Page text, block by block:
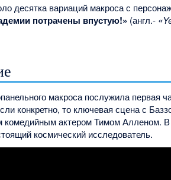
десятка вариаций макроса с
потрачены впустую!» (англ.-
макроса послужила
конкретно, то ключевая сцена с
актером Тимом Алленом. В
космический исследователь.